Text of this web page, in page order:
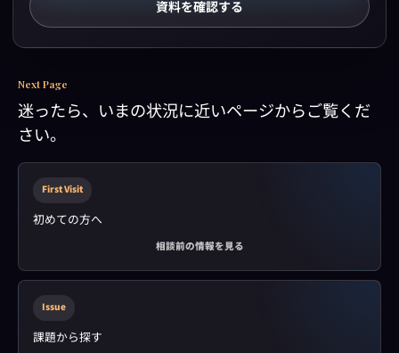
資料を確認する
Next Page
迷ったら、いまの状況に近いページからご覧くだ
さい。
First Visit
初めての方へ
相談前の情報を見る
Issue
課題から探す